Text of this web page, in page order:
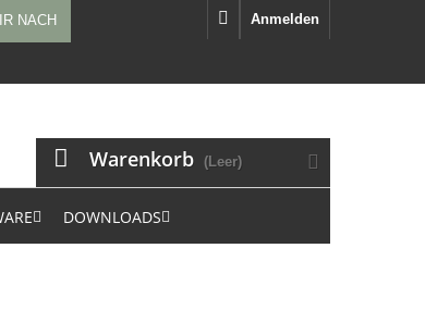
Anmelden
NACH
Warenkorb (Leer)
DOWNLOADS